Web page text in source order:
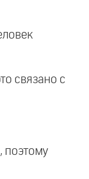
связано с
поэтому